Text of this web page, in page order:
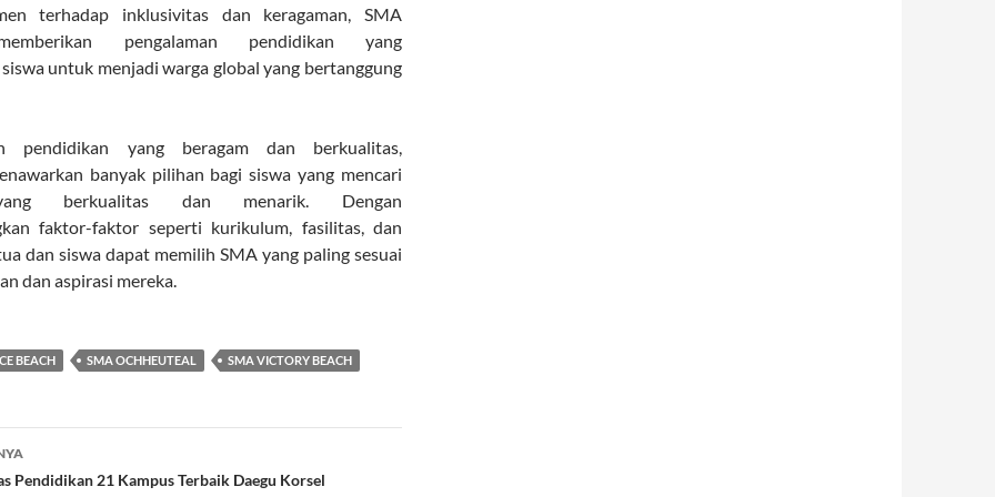
terhadap inklusivitas dan keragaman, SMA
pengalaman pendidikan yang
untuk menjadi warga global yang bertanggung
pendidikan yang beragam dan berkualitas,
banyak pilihan bagi siswa yang mencari
berkualitas dan menarik. Dengan
faktor-faktor seperti kurikulum, fasilitas, dan
dan siswa dapat memilih SMA yang paling sesuai
dan aspirasi mereka.
BEACH SMA OCHHEUTEAL SMA VICTORY BEACH
Pendidikan 21 Kampus Terbaik Daegu Korsel